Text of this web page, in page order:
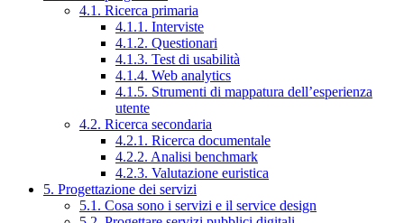
4.1. Ricerca primaria
4.1.1. Interviste
4.1.2. Questionari
4.1.3. Test di usabilità
4.1.4. Web analytics
4.1.5. Strumenti di mappatura dell’esperienza
utente
4.2. Ricerca secondaria
4.2.1. Ricerca documentale
4.2.2. Analisi benchmark
4.2.3. Valutazione euristica
5. Progettazione dei servizi
5.1. Cosa sono i servizi e il service design